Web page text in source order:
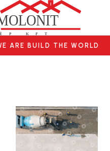
BUILD THE WORLD